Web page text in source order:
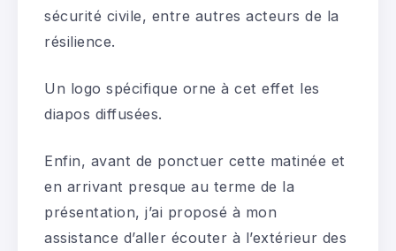
sécurité civile, entre autres acteurs de la
résilience.
Un logo spécifique orne à cet effet les
diapos diffusées.
Enfin, avant de ponctuer cette matinée et
en arrivant presque au terme de la
présentation, j’ai proposé à mon
assistance d’aller écouter à l’extérieur des